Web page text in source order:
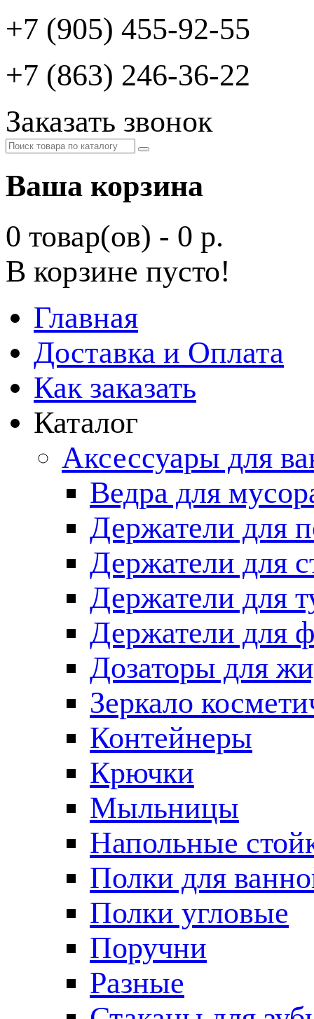
+7 (905) 455-92-55
+7 (863) 246-36-22
Заказать звонок
Ваша корзина
0 товар(ов) - 0 р.
В корзине пусто!
Главная
Доставка и Оплата
Как заказать
Каталог
Аксессуары для
Ведра для
Держатели для
Держатели для
Держатели для
Держатели для
Дозаторы для
Зеркало
Контейнеры
Крючки
Мыльницы
Напольные
Полки для
Полки угловые
Поручни
Разные